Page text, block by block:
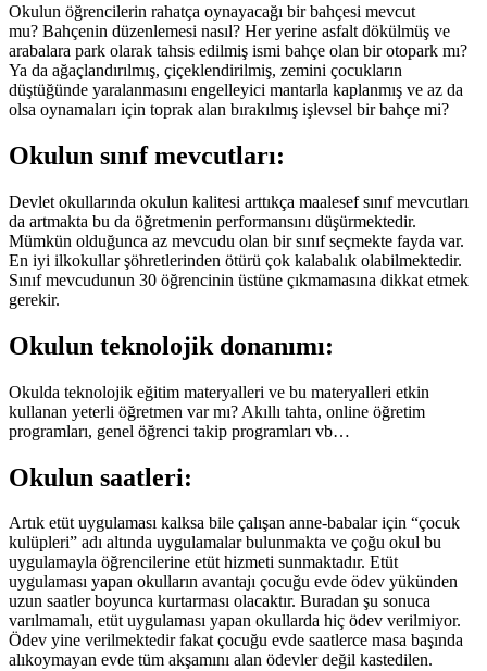
Okulun öğrencilerin rahatça oynayacağı bir bahçesi mevcut
mu? Bahçenin düzenlemesi nasıl? Her yerine asfalt dökülmüş ve
arabalara park olarak tahsis edilmiş ismi bahçe olan bir otopark mı?
Ya da ağaçlandırılmış, çiçeklendirilmiş, zemini çocukların
düştüğünde yaralanmasını engelleyici mantarla kaplanmış ve az da
olsa oynamaları için toprak alan bırakılmış işlevsel bir bahçe mi?
Okulun sınıf mevcutları:
Devlet okullarında okulun kalitesi arttıkça maalesef sınıf mevcutları
da artmakta bu da öğretmenin performansını düşürmektedir.
Mümkün olduğunca az mevcudu olan bir sınıf seçmekte fayda var.
En iyi ilkokullar şöhretlerinden ötürü çok kalabalık olabilmektedir.
Sınıf mevcudunun 30 öğrencinin üstüne çıkmamasına dikkat etmek
gerekir.
Okulun teknolojik donanımı:
Okulda teknolojik eğitim materyalleri ve bu materyalleri etkin
kullanan yeterli öğretmen var mı? Akıllı tahta, online öğretim
programları, genel öğrenci takip programları vb…
Okulun saatleri:
Artık etüt uygulaması kalksa bile çalışan anne-babalar için “çocuk
kulüpleri” adı altında uygulamalar bulunmakta ve çoğu okul bu
uygulamayla öğrencilerine etüt hizmeti sunmaktadır. Etüt
uygulaması yapan okulların avantajı çocuğu evde ödev yükünden
uzun saatler boyunca kurtarması olacaktır. Buradan şu sonuca
varılmamalı, etüt uygulaması yapan okullarda hiç ödev verilmiyor.
Ödev yine verilmektedir fakat çocuğu evde saatlerce masa başında
alıkoymayan evde tüm akşamını alan ödevler değil kastedilen.